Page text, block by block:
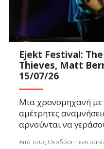
Ejekt Festival:
Thieves, Matt
15/07/26
Μια χρονομηχανή
αμέτρητες
αρνούνται να
Από τους Θεοδόση